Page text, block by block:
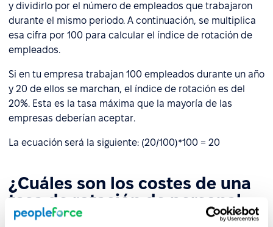
y dividirlo por el número de empleados que trabajaron
durante el mismo periodo. A continuación, se multiplica
esa cifra por 100 para calcular el índice de rotación de
empleados.
Si en tu empresa trabajan 100 empleados durante un año
y 20 de ellos se marchan, el índice de rotación es del
20%. Esta es la tasa máxima que la mayoría de las
empresas deberían aceptar.
La ecuación será la siguiente: (20/100)*100 = 20
¿Cuáles son los costes de una
tasa de rotación de personal
elevada?